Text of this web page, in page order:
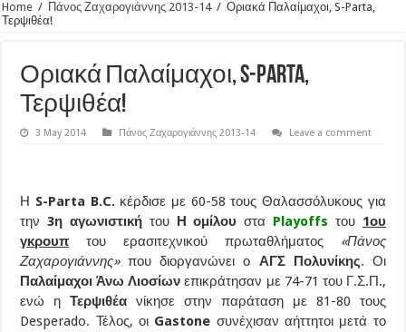
Home / Πάνος Ζαχαρογιάννης 2013-14 / Οριακά Παλαίμαχοι, S-Parta,
Τερψιθέα!
Οριακά Παλαίμαχοι, S-Parta,
Τερψιθέα!
3 May 2014 Πάνος Ζαχαρογιάννης 2013-14 Leave a comment
Η S-Parta B.C. κέρδισε με 60-58 τους Θαλασσόλυκους για
την3η αγωνιστικήτουΗ ομίλου στα Playoffs του 1ου
γκρουπ του ερασιτεχνικού πρωταθλήματος «Πάνος
Ζαχαρογιάννης»που διοργανώνει ο ΑΓΣ Πολυνίκης. Οι
Παλαίμαχοι Άνω Λιοσίων επικράτησαν με 74-71 του Γ.Σ.Π.,
ενώ ηΤερψιθέανίκησε στην παράταση με 81-80 τους
Desperado. Τέλος, οι Gastone συνέχισαν αήττητοι μετά το